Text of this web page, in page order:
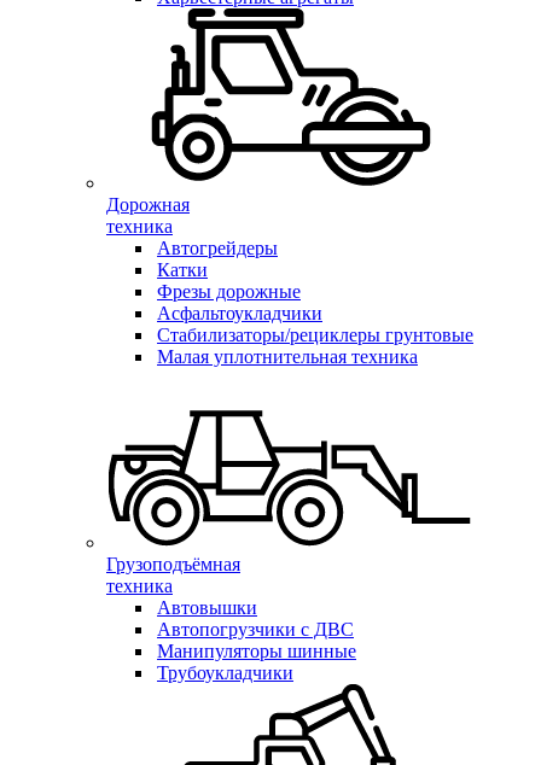
Дорожная
техника
Автогрейдеры
Катки
Фрезы дорожные
Асфальтоукладчики
Стабилизаторы/рециклеры грунтовые
Малая уплотнительная техника
Грузоподъёмная
техника
Автовышки
Автопогрузчики с ДВС
Манипуляторы шинные
Трубоукладчики